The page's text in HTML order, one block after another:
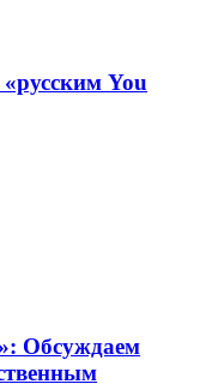
You
Обсуждаем